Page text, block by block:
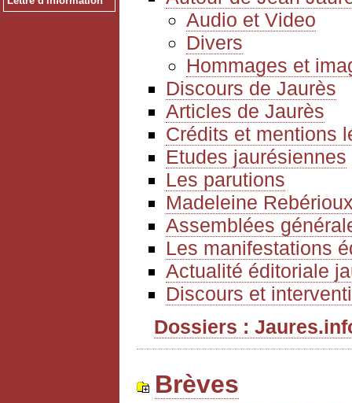
Audio et Video
Divers
Hommages et
Discours de Jaurès
Articles de Jaurès
Crédits et mentions
Etudes jaurésiennes
Les parutions
Madeleine
Assemblées
Les manifestations
Actualité éditoriale
Discours et
Dossiers :
Brèves